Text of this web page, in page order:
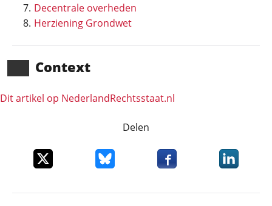
Decentrale overheden
Herziening Grondwet
Context
Dit artikel op NederlandRechts­staat.nl
Delen
Deel dit item op XDeel dit item op Bluesky
Deel dit item opDeel dit